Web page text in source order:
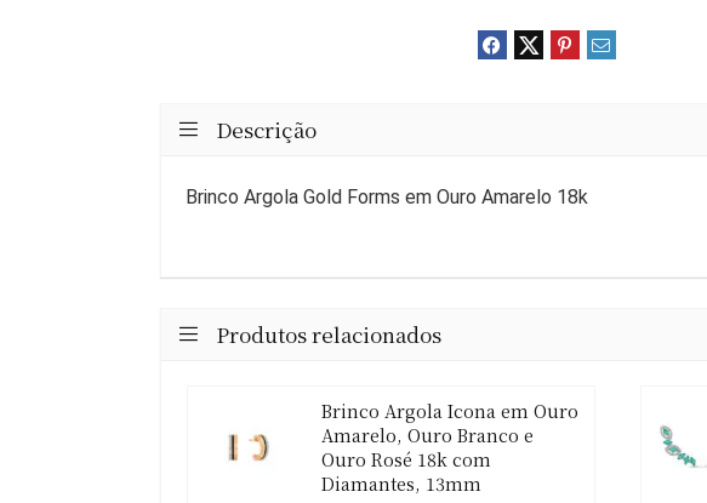
Descrição
Brinco Argola Gold Forms em Ouro Amarelo 18k
Produtos relacionados
Brinco Argola Icona em Ouro
Amarelo, Ouro Branco e
Ouro Rosé 18k com
Diamantes, 13mm